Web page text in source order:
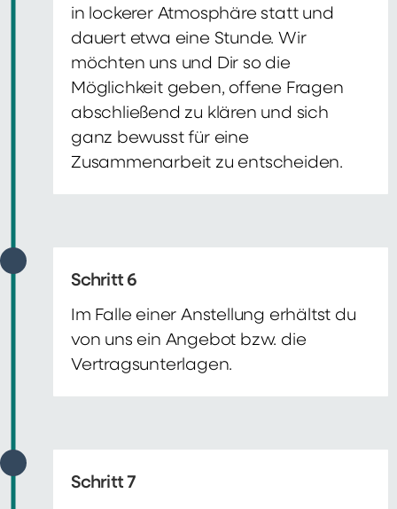
in lockerer Atmosphäre statt und
dauert etwa eine Stunde. Wir
möchten uns und Dir so die
Möglichkeit geben, offene Fragen
abschließend zu klären und sich
ganz bewusst für eine
Zusammenarbeit zu entscheiden.
Schritt 6
Im Falle einer Anstellung erhältst du
von uns ein Angebot bzw. die
Vertragsunterlagen.
Schritt 7